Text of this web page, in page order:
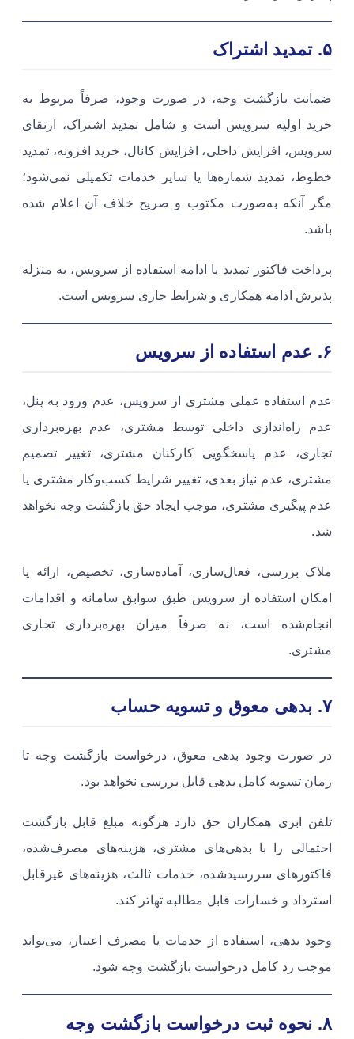
۵. تمدید اشتراک
ضمانت بازگشت وجه، در صورت وجود، صرفاً مربوط به
خرید اولیه سرویس است و شامل تمدید اشتراک، ارتقای
سرویس، افزایش داخلی، افزایش کانال، خرید افزونه، تمدید
خطوط، تمدید شماره‌ها یا سایر خدمات تکمیلی نمی‌شود؛
مگر آنکه به‌صورت مکتوب و صریح خلاف آن اعلام شده
باشد.
پرداخت فاکتور تمدید یا ادامه استفاده از سرویس، به منزله
پذیرش ادامه همکاری و شرایط جاری سرویس است.
۶. عدم استفاده از سرویس
عدم استفاده عملی مشتری از سرویس، عدم ورود به پنل،
عدم راه‌اندازی داخلی توسط مشتری، عدم بهره‌برداری
تجاری، عدم پاسخگویی کارکنان مشتری، تغییر تصمیم
مشتری، عدم نیاز بعدی، تغییر شرایط کسب‌وکار مشتری یا
عدم پیگیری مشتری، موجب ایجاد حق بازگشت وجه نخواهد
شد.
ملاک بررسی، فعال‌سازی، آماده‌سازی، تخصیص، ارائه یا
امکان استفاده از سرویس طبق سوابق سامانه و اقدامات
انجام‌شده است، نه صرفاً میزان بهره‌برداری تجاری
مشتری.
۷. بدهی معوق و تسویه حساب
در صورت وجود بدهی معوق، درخواست بازگشت وجه تا
زمان تسویه کامل بدهی قابل بررسی نخواهد بود.
تلفن ابری همکاران حق دارد هرگونه مبلغ قابل بازگشت
احتمالی را با بدهی‌های مشتری، هزینه‌های مصرف‌شده،
فاکتورهای سررسیدشده، خدمات ثالث، هزینه‌های غیرقابل
استرداد و خسارات قابل مطالبه تهاتر کند.
وجود بدهی، استفاده از خدمات یا مصرف اعتبار، می‌تواند
موجب رد کامل درخواست بازگشت وجه شود.
۸. نحوه ثبت درخواست بازگشت وجه